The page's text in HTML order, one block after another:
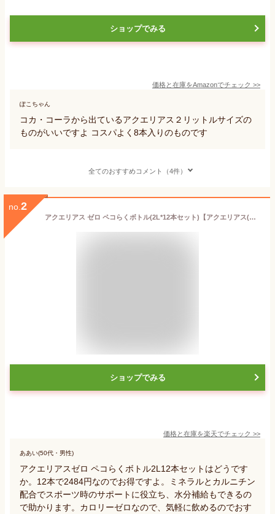
ショップでみる
価格と在庫をAmazonでチェック >>
ぽこちゃん
コカ・コーラから出ているアクエリアス２リットルサイズの
ものがいいですよ コスパよく8本入りのものです
全てのおすすめコメント（4件）
no. 2
アクエリアス ゼロ ペコらくボトル(2L*12本セット)【アクエリアス(AQUARIUS)】[スポーツドリンク]
ショップでみる
価格と在庫を楽天でチェック >>
ああい(50代・男性)
アクエリアスゼロ ペコらくボトル2L12本セットはどうです
か。12本で2484円なのでお得ですよ。ミネラルとカルニチン
配合でスポーツ時のサポートに役立ち、水分補給もできるの
で助かります。カロリーゼロなので、気軽に飲めるのでおす